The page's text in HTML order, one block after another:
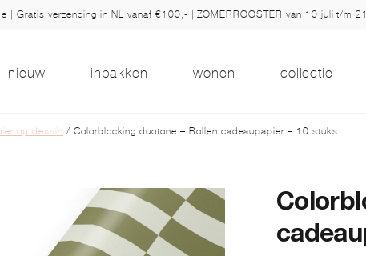
| Gratis verzending in NL vanaf €100,- | ZOMERROOSTER van 10 juli t/m
nieuw inpakken wonen collectie
op dessin / Colorblocking duotone – Rollen cadeaupapier – 10 stuks